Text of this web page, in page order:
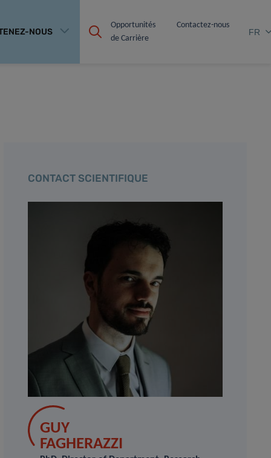
NOUS
Opportunités
de Carrière
Contactez-nous
FR
CONTACT SCIENTIFIQUE
GUY
FAGHERAZZI